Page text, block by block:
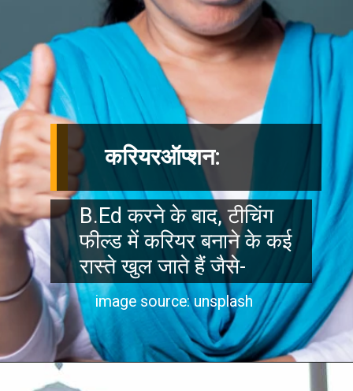
करियरऑप्शन:
B.Ed करने के बाद, टीचिंग
फील्ड में करियर बनाने के कई
रास्ते खुल जाते हैं जैसे-
image source: unsplash